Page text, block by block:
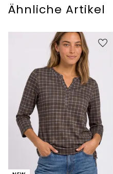
Ähnliche Artikel